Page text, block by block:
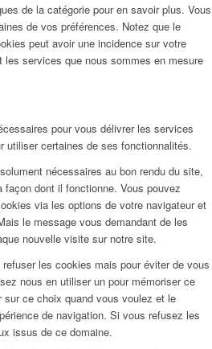
de la catégorie pour en savoir plus. Vous
de vos préférences. Notez que le
peut avoir une incidence sur votre
services que nous sommes en mesure
pour vous délivrer les services
utiliser certaines de ses fonctionnalités.
nécessaires au bon rendu du site,
dont il fonctionne. Vous pouvez
via les options de votre navigateur et
le message vous demandant de les
nouvelle visite sur notre site.
les cookies mais pour éviter de vous
nous en utiliser un pour mémoriser ce
ce choix quand vous voulez et le
de navigation. Si vous refusez les
issus de ce domaine.